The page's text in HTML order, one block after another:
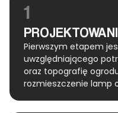
1
Pierwszym etapem
uwzględniającego
oraz topografię
rozmieszczenie lamp